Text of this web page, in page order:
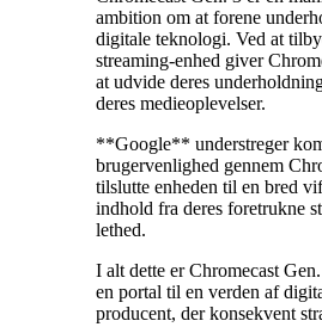
ambition om at forene
digitale teknologi. Ved at
streaming-enhed giver
at udvide deres
deres medieoplevelser.
**Google** understreger
brugervenlighed gennem
tilslutte enheden til en bred
indhold fra deres foretrukne
lethed.
I alt dette er Chromecast
en portal til en verden af
producent, der konsekvent